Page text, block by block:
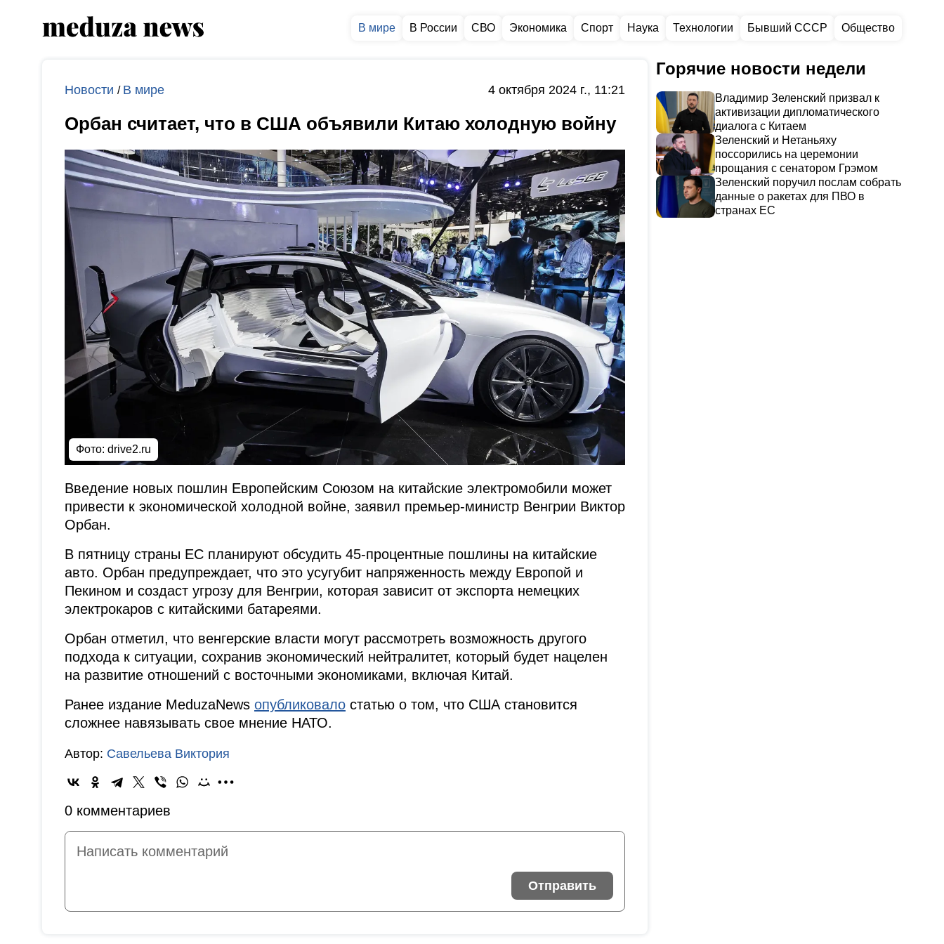
В мире В России СВО Экономика Спорт Наука Технологии Бывший СССР Общество
Новости / В мире 4 октября 2024 г., 11:21
Орбан считает, что в США объявили Китаю холодную войну
Фото: drive2.ru
Введение новых пошлин Европейским Союзом на китайские электромобили может
привести к экономической холодной войне, заявил премьер-министр Венгрии Виктор
Орбан.
В пятницу страны ЕС планируют обсудить 45-процентные пошлины на китайские
авто. Орбан предупреждает, что это усугубит напряженность между Европой и
Пекином и создаст угрозу для Венгрии, которая зависит от экспорта немецких
электрокаров с китайскими батареями.
Орбан отметил, что венгерские власти могут рассмотреть возможность другого
подхода к ситуации, сохранив экономический нейтралитет, который будет нацелен
на развитие отношений с восточными экономиками, включая Китай.
Ранее издание MeduzaNews опубликовало статью о том, что США становится
сложнее навязывать свое мнение НАТО.
Автор: Савельева Виктория
0 комментариев
Отправить
Горячие новости недели
Владимир Зеленский призвал к
активизации дипломатического
диалога с Китаем
Зеленский и Нетаньяху
поссорились на церемонии
прощания с сенатором Грэмом
Зеленский поручил послам собрать
данные о ракетах для ПВО в
странах ЕС